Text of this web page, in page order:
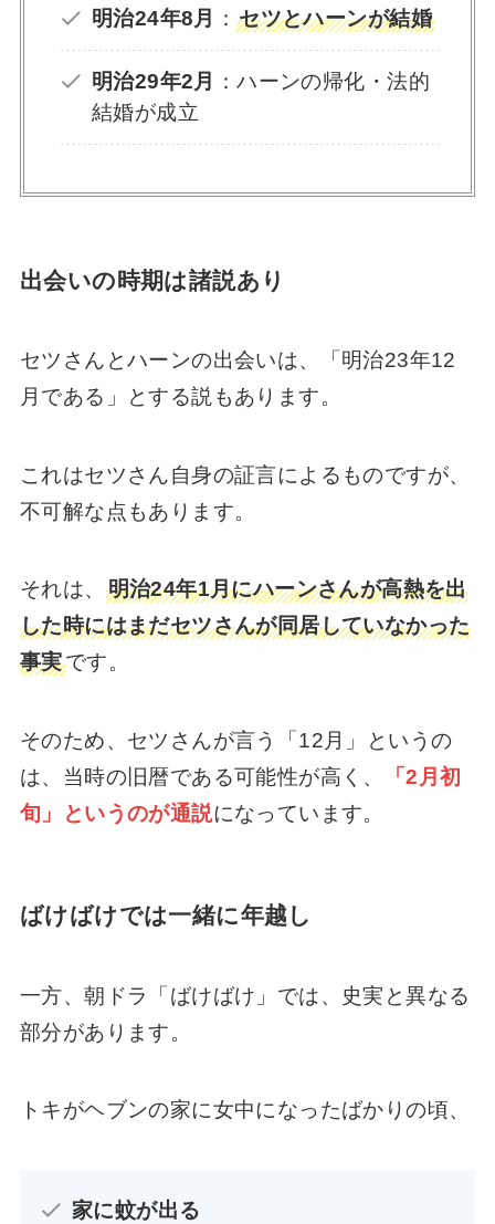
明治24年8月 ：セツとハーンが結婚
明治29年2月
：ハーンの帰化・法的
結婚が成立
出会いの時期は諸説あり
セツさんとハーンの出会いは、「明治23年12
月である」とする説もあります。
これはセツさん自身の証言によるものですが、
不可解な点もあります。
それは、 明治24年1月にハーンさんが高熱を出
した時にはまだセツさんが同居していなかった
事実です。
そのため、セツさんが言う「12月」というの
は、当時の旧暦である可能性が高く、
「2月初
旬」というのが通説になっています。
ばけばけでは一緒に年越し
一方、朝ドラ「ばけばけ」では、史実と異なる
部分があります。
トキがヘブンの家に女中になったばかりの頃、
家に蚊が出る